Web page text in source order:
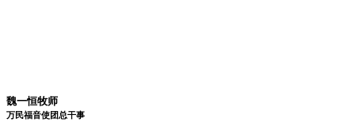
魏一恒牧师
万民福音使团总干事